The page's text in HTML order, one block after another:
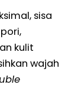
sisa
kulit
wajah